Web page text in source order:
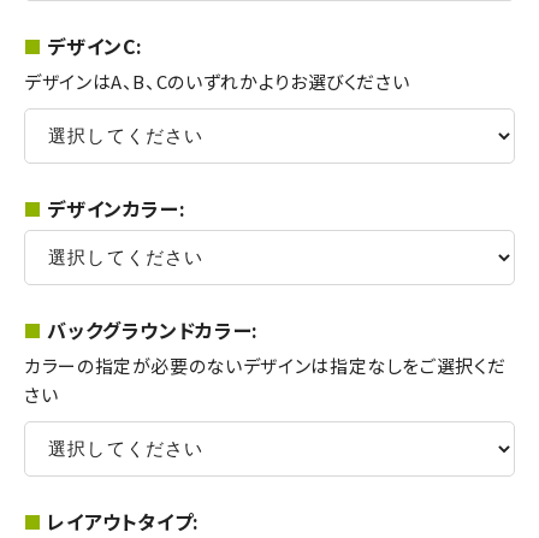
デザインC:
デザインはA、B、Cのいずれかよりお選びください
デザインカラー:
バックグラウンドカラー:
カラーの指定が必要のないデザインは指定なしをご選択くだ
さい
レイアウトタイプ: